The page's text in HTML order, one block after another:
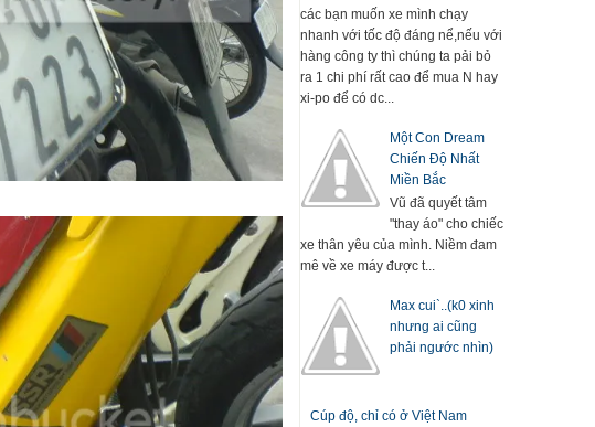
các bạn muốn xe mình chạy
nhanh với tốc độ đáng nể,nếu với
hàng công ty thì chúng ta pải bỏ
ra 1 chi phí rất cao để mua N hay
xi-po để có dc...
Một Con Dream
Chiến Độ Nhất
Miền Bắc
Vũ đã quyết tâm
"thay áo" cho chiếc
xe thân yêu của mình. Niềm đam
mê về xe máy được t...
Max cui`..(k0 xinh
nhưng ai cũng
phải ngước nhìn)
Cúp độ, chỉ có ở Việt Nam